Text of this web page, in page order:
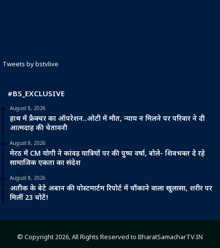
Tweets by bstvlive
#BS_EXCLUSIVE
August 8, 2026
हाथ में फ्रैक्चर का ऑपरेशन..ओटी में मौत, न्याय न मिलने पर परिवार ने दी
आत्मदाह की चेतावनी
August 8, 2026
मेरठ में CM योगी ने कांवड़ यात्रियों पर की पुष्प वर्षा, बोले- शिवभक्त दे रहे
सामाजिक एकता का संदेश
August 8, 2026
अतीक के बेटे अबान की पोस्टमार्टम रिपोर्ट में चौंकाने वाला खुलासा, शरीर पर
मिलीं 23 चोटें!
© Copyright 2026, All Rights Reserved to BharatSamacharTV.IN